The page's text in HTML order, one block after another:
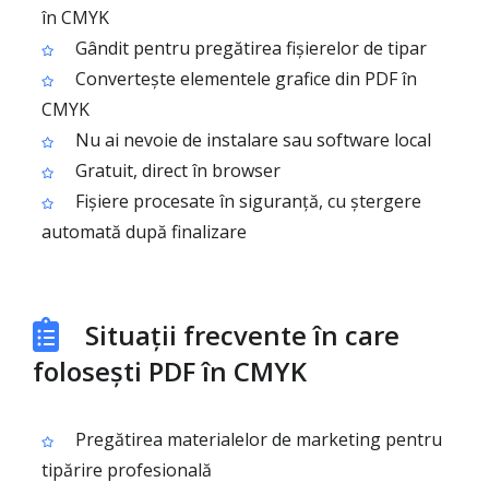
în CMYK
Gândit pentru pregătirea fișierelor de tipar
Convertește elementele grafice din PDF în
CMYK
Nu ai nevoie de instalare sau software local
Gratuit, direct în browser
Fișiere procesate în siguranță, cu ștergere
automată după finalizare
Situații frecvente în care
folosești PDF în CMYK
Pregătirea materialelor de marketing pentru
tipărire profesională